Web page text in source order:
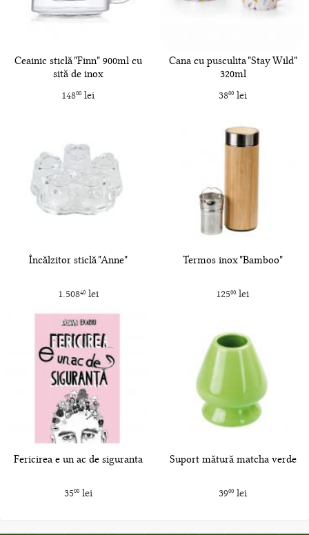
Ceainic sticlă "Finn" 900ml cu
sită de inox
14800 lei
Cana cu pusculita "Stay Wild"
320ml
3800lei
Încălzitor sticlă "Anne"
1.50840lei
Termos inox "Bamboo"
12500 lei
Fericirea e un ac de siguranta
3500lei
Suport mătură matcha verde
3900lei